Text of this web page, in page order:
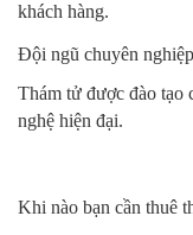
khách hàng.
Đội ngũ chuyên nghiệp
Thám tử được đào tạo
nghệ hiện đại.
Khi nào bạn cần thuê